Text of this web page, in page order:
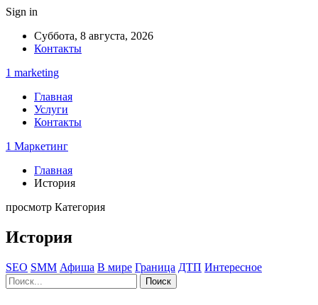
Sign in
Суббота, 8 августа, 2026
Контакты
1 marketing
Главная
Услуги
Контакты
1 Маркетинг
Главная
История
просмотр Категория
История
SEO SMM Афиша В мире Граница ДТП Интересное